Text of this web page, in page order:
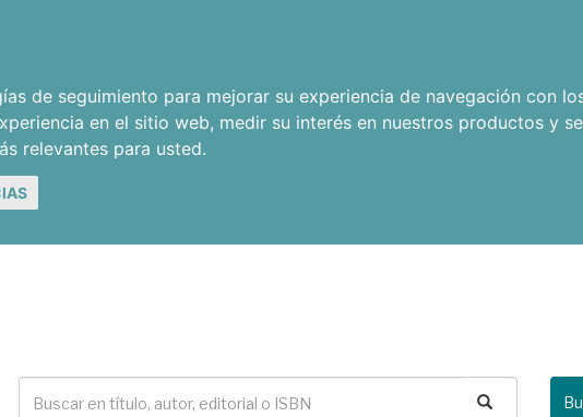
de seguimiento para mejorar su experiencia de navegación con
en el sitio web, medir su interés en nuestros productos y
relevantes para usted.